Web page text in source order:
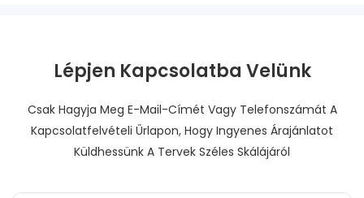
Lépjen Kapcsolatba Velünk
Csak Hagyja Meg E-Mail-Címét Vagy Telefonszámát A
Kapcsolatfelvételi Űrlapon, Hogy Ingyenes Árajánlatot
Küldhessünk A Tervek Széles Skálájáról